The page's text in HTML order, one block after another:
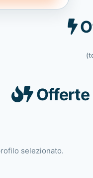
Offerte
selezionato.